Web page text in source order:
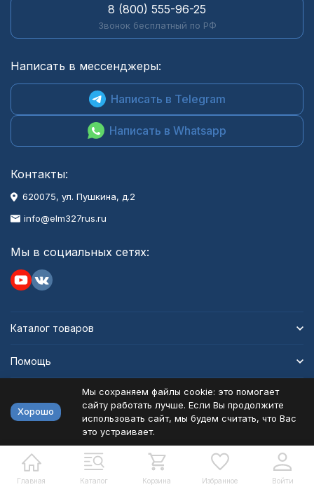
Главная Каталог Корзина Избранное Войти
8 (800) 555-96-25
Звонок бесплатный по РФ
Написать в мессенджеры:
Написать в Telegram
Написать в Whatsapp
Контакты:
620075, ул. Пушкина, д.2
info@elm327rus.ru
Мы в социальных сетях:
Каталог товаров
Помощь
Политика персональных данных
Разработано в bodysite.ru
Хорошо
Мы сохраняем файлы cookie: это помогает
сайту работать лучше. Если Вы продолжите
использовать сайт, мы будем считать, что Вас
это устраивает.